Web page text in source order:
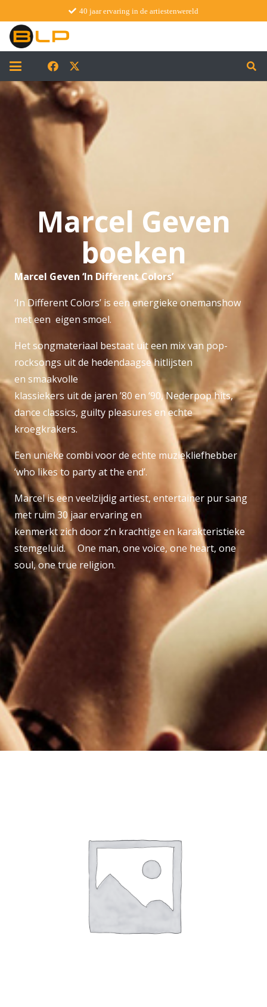
40 jaar ervaring in de artiestenwereld
Marcel Geven
boeken
Marcel Geven ‘In Different Colors’
‘In Different Colors’ is een energieke onemanshow
met een eigen smoel.
Het songmateriaal bestaat uit een mix van pop-
rocksongs uit de hedendaagse hitlijsten
en smaakvolle
klassiekers uit de jaren ’80 en ‘90, Nederpop hits,
dance classics, guilty pleasures en echte
kroegkrakers.
Een unieke combi voor de echte muziekliefhebber
‘who likes to party at the end’.
Marcel is een veelzijdig artiest, entertainer pur sang
met ruim 30 jaar ervaring en
kenmerkt zich door z’n krachtige en karakteristieke
stemgeluid. One man, one voice, one heart, one
soul, one true religion.